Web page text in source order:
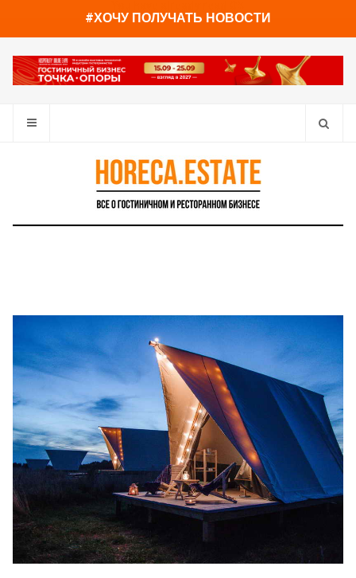
#ХОЧУ ПОЛУЧАТЬ НОВОСТИ